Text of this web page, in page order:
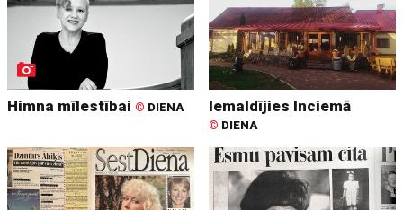
Himna mīlestībai © DIENA Iemaldījies Inciemā
© DIENA